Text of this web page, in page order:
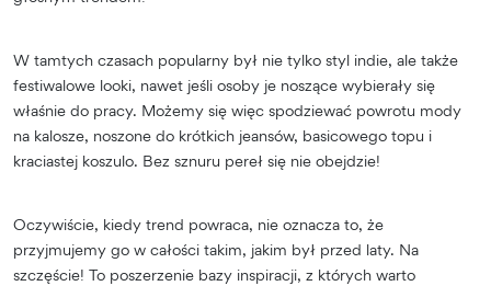
W tamtych czasach popularny był nie tylko styl indie, ale także
festiwalowe looki, nawet jeśli osoby je noszące wybierały się
właśnie do pracy. Możemy się więc spodziewać powrotu mody
na kalosze, noszone do krótkich jeansów, basicowego topu i
kraciastej koszulo. Bez sznuru pereł się nie obejdzie!
Oczywiście, kiedy trend powraca, nie oznacza to, że
przyjmujemy go w całości takim, jakim był przed laty. Na
szczęście! To poszerzenie bazy inspiracji, z których warto